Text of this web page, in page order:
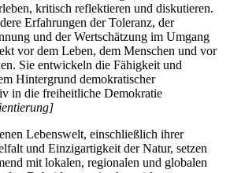
kritisch reflektieren und diskutieren.
Erfahrungen der Toleranz, der
und der Wertschätzung im Umgang
vor dem Leben, dem Menschen und vor
Sie entwickeln die Fähigkeit und
Hintergrund demokratischer
in die freiheitliche Demokratie
Lebenswelt, einschließlich ihrer
und Einzigartigkeit der Natur, setzen
mit lokalen, regionalen und globalen